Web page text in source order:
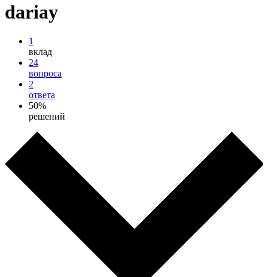
dariay
1
вклад
24
вопроса
2
ответа
50%
решений